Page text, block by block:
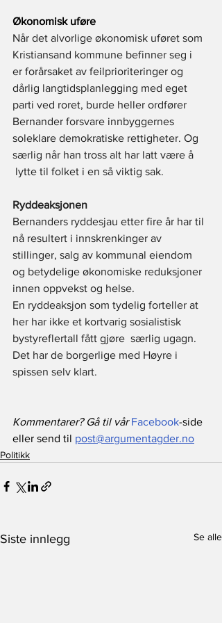
Økonomisk uføre
Når det alvorlige økonomisk uføret som
Kristiansand kommune befinner seg i
er forårsaket av feilprioriteringer og
dårlig langtidsplanlegging med eget
parti ved roret, burde heller ordfører
Bernander forsvare innbyggernes
soleklare demokratiske rettigheter. Og
særlig når han tross alt har latt være å
lytte til folket i en så viktig sak.
Ryddeaksjonen
Bernanders ryddesjau etter fire år har til
nå resultert i innskrenkinger av
stillinger, salg av kommunal eiendom
og betydelige økonomiske reduksjoner
innen oppvekst og helse.
En ryddeaksjon som tydelig forteller at
her har ikke et kortvarig sosialistisk
bystyreflertall fått gjøre  særlig ugagn.
Det har de borgerlige med Høyre i
spissen selv klart.
Kommentarer? Gå til vår Facebook-side
eller send til post@argumentagder.no
Politikk
Siste innlegg Se alle